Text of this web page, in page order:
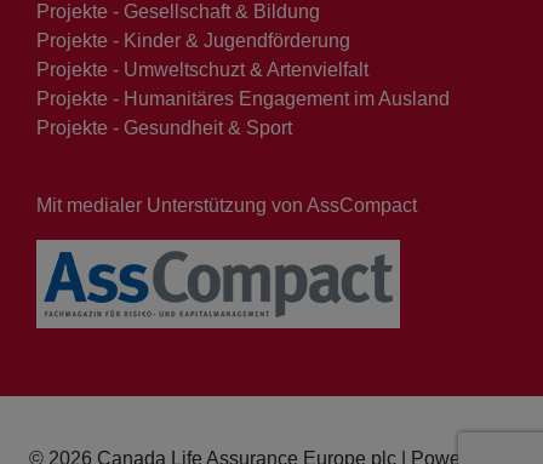
Projekte - Gesellschaft & Bildung
Projekte - Kinder & Jugendförderung
Projekte - Umweltschuzt & Artenvielfalt
Projekte - Humanitäres Engagement im Ausland
Projekte - Gesundheit & Sport
Mit medialer Unterstützung von AssCompact
© 2026 Canada Life Assurance Europe plc | Powered by